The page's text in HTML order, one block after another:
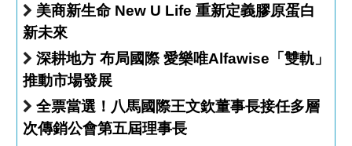
美商新生命 New U Life 重新定義膠原蛋白
新未來
深耕地方 布局國際 愛樂唯Alfawise「雙軌」
推動市場發展
全票當選！八馬國際王文欽董事長接任多層
次傳銷公會第五屆理事長